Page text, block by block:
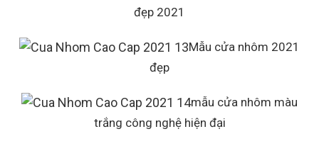
đẹp 2021
Mẫu cửa nhôm 2021
đẹp
mẫu cửa nhôm màu
trắng công nghệ hiện đại